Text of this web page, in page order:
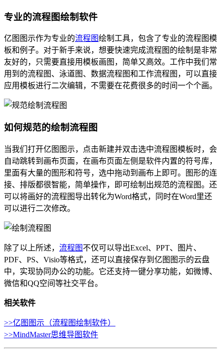
专业的流程图绘制软件
亿图图示作为专业的流程图绘制工具，包含了专业的流程图模
板和例子。对于新手来说，想要快速完成流程图的绘制是非常
友好的，只需要直接用模板画图，简单又高效。工作中我们常
用到的流程图、泳道图、数据流程图和工作流程图，可以直接
应用模板进行二次编辑，不需要在花费很多的时间一个个画。
如何规范的绘制流程图
当我们打开亿图图示，点击新建并双击选中流程图模板时，会
自动跳转到画布页面，在画布页面左侧是软件内置的符号库，
里面有大量的图形和符号，选中拖动到画布上即可。图形的连
接、排版都很智能，简单操作，即可绘制出规范的流程图。还
可以将画好的流程图导出转化为Word格式，同时在Word里还
可以进行二次修改。
除了以上所述， 流程图 不仅可以导出Excel、PPT、图片、
PDF、PS、Visio等格式，还可以直接保存到亿图图示的云盘
中，实现协同办公的功能。它还支持一键分享功能，如微博、
微信和QQ空间等社交平台。
相关软件
>>亿图图示（流程图绘制软件）
>>MindMaster思维导图软件